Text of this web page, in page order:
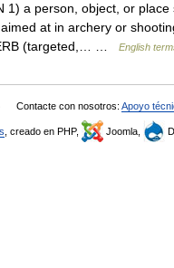
a person, object, or place
at in archery or
(targeted,… …
English
Contacte con nosotros: Apoyo
, creado en PHP, Joomla,